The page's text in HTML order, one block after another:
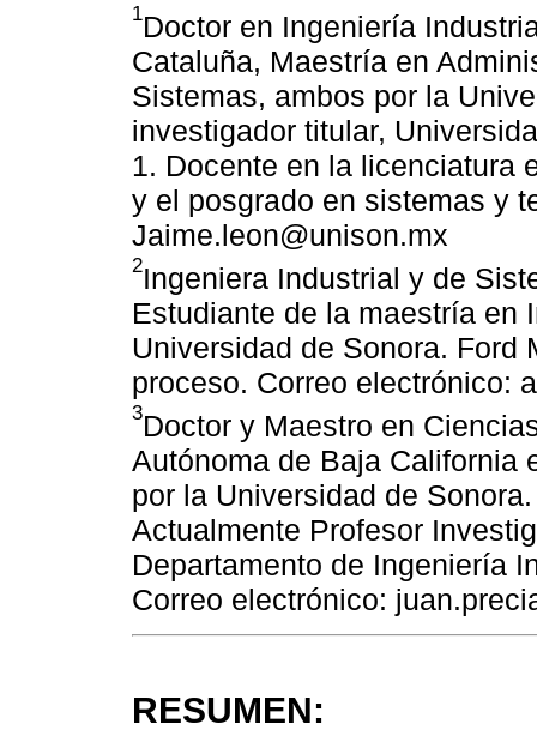
1Doctor en Ingeniería
Cataluña, Maestría en
Sistemas, ambos por la
investigador titular,
1. Docente en la licenciatura
y el posgrado en sistemas y
Jaime.leon@unison.mx
2Ingeniera Industrial y de
Estudiante de la maestría en
Universidad de Sonora. Ford
proceso. Correo electrónico:
3Doctor y Maestro en
Autónoma de Baja California
por la Universidad de
Actualmente Profesor
Departamento de Ingeniería
Correo electrónico:
RESUMEN: